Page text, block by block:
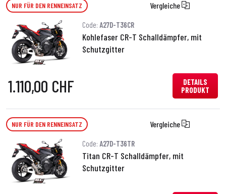
NUR FÜR DEN RENNEINSATZ Vergleiche
Code: A27D-T36CR
Kohlefaser CR-T Schalldämpfer, mit
Schutzgitter
1.110,00 CHF
DETAILS
PRODUKT
NUR FÜR DEN RENNEINSATZ Vergleiche
Code: A27D-T36TR
Titan CR-T Schalldämpfer, mit
Schutzgitter